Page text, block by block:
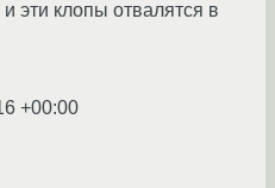
эти клопы отвалятся в
+00:00